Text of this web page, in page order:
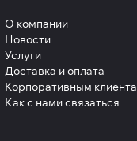
О компании
Новости
Услуги
Доставка и оплата
Корпоративным
Как с нами связаться